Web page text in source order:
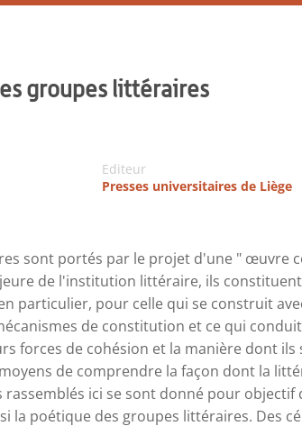
groupes littéraires
Editeur
Presses universitaires de Liège
sont portés par le projet d'une " œuvre
de l'institution littéraire, ils
particulier, pour celle qui se construit
de constitution et ce qui
forces de cohésion et la manière dont
de comprendre la façon dont la
rassemblés ici se sont donné pour objectif
la poétique des groupes littéraires. Des